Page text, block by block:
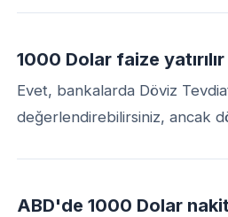
1000 Dolar faize yatırılır
Evet, bankalarda Döviz
değerlendirebilirsiniz, ancak
ABD'de 1000 Dolar